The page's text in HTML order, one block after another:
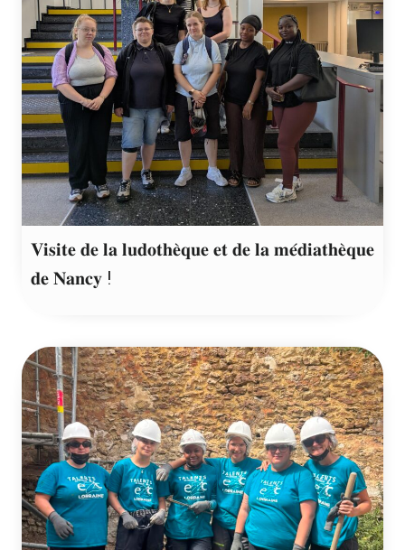
𝐕𝐢𝐬𝐢𝐭𝐞 𝐝𝐞 𝐥𝐚 𝐥𝐮𝐝𝐨𝐭𝐡𝐞̀𝐪𝐮𝐞 𝐞𝐭 𝐝𝐞 𝐥𝐚 𝐦𝐞́𝐝𝐢𝐚𝐭𝐡𝐞̀𝐪𝐮𝐞
𝐝𝐞 𝐍𝐚𝐧𝐜𝐲 !